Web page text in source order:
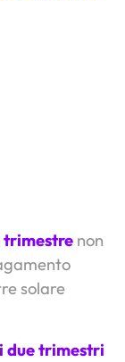
non
solare
due trimestri